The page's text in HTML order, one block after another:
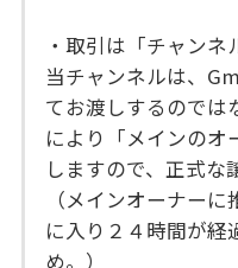
・取引は「チャンネ
当チャンネルは、
てお渡しするのでは
により「メインのオ
しますので、正式な
（メインオーナー
に入り２４時間が経
め。）